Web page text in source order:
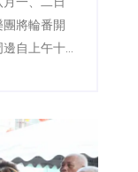
將輪番開
邊自上午十